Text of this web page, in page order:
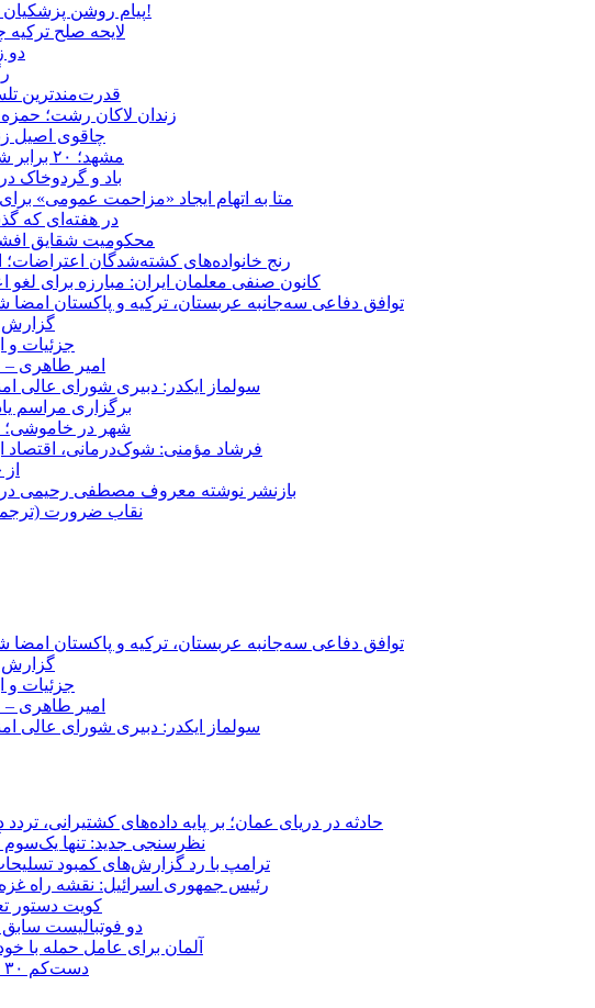
پیام روشن پزشکیان در گفت‌و‌گوی تصویری با مرد نامرئی: من هستم!
لایحه صلح
دو
قدرت‌مندترین
زندان لاکان رشت؛
چاقوی اصیل
مشهد؛ ۲۰ برابر شدن پلمب واحدهای صنفی نسبت به سال گذشته
باد و گردوخاک
متا به اتهام ایجاد «مزاحمت عمومی» برای کودکان به
در هفته‌ای که
محکومیت شقایق افشار نجفی هنرمند
رنج خانواده‌های کشته‌شدگان
کانون صنفی معلمان ایران: مبارزه برای
توافق دفاعی سه‌جانبه عربستان، ترکیه و پاکستان
گزارش
جزئیات و
امیر طاهری
سولماز ایکدر: دبیری شورای عالی
برگزاری مراسم
شهر در خاموشی؛
فرشاد مؤمنی: شوک‌درمانی، اقتصاد
بازنشر نوشته معروف مصطفی رحیمی در
نقاب ضرورت
توافق دفاعی سه‌جانبه عربستان، ترکیه و پاکستان
گزارش
جزئیات و
امیر طاهری
سولماز ایکدر: دبیری شورای عالی
حادثه در دریای عمان؛ بر پایه داده‌های کشتیرانی،
نظرسنجی جدید: تنها یک‌سوم
ترامپ با رد گزارش‌های کمبود
رئیس‌ جمهوری اسرائیل: نقشه راه
کویت دستور
دو فوتبالیست سابق
آلمان برای عامل حمله با
دست‌کم ۳۰ نیروی دولتی یمن در حملات حوثی‌ها کشته شدند